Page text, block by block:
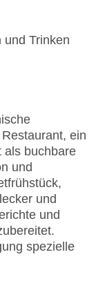
Mastercard,
ein
als buchbare
und
und
und
spezielle